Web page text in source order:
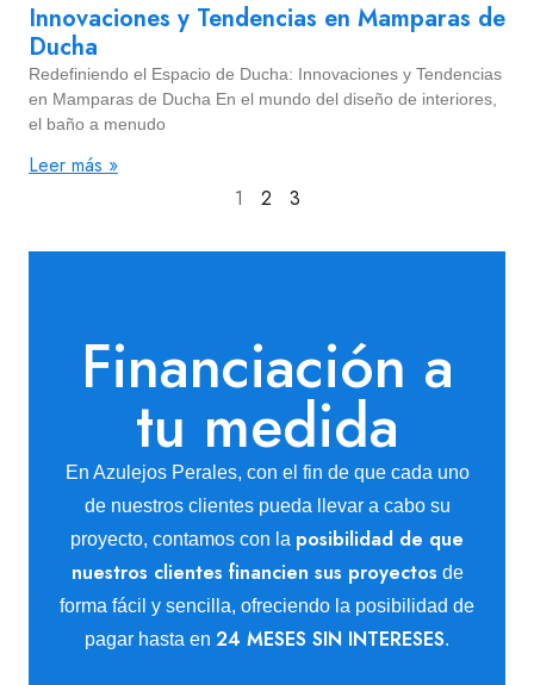
Innovaciones y Tendencias en Mamparas de
Ducha
Redefiniendo el Espacio de Ducha: Innovaciones y Tendencias
en Mamparas de Ducha En el mundo del diseño de interiores,
el baño a menudo
Leer más »
1
2 3
Financiación a
tu medida
En Azulejos Perales, con el fin de que cada uno
de nuestros clientes pueda llevar a cabo su
proyecto, contamos con la posibilidad de que
nuestros clientes financien sus proyectos de
forma fácil y sencilla, ofreciendo la posibilidad de
pagar hasta en 24 MESES SIN INTERESES.